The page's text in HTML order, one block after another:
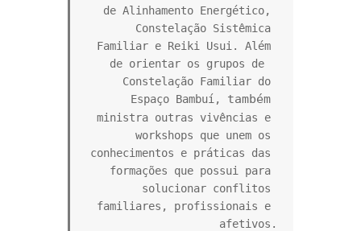
de Alinhamento Energético,
Constelação Sistêmica
Familiar e Reiki Usui. Além
de orientar os grupos de
Constelação Familiar do
Espaço Bambuí, também
ministra outras vivências e
workshops que unem os
conhecimentos e práticas das
formações que possui para
solucionar conflitos
familiares, profissionais e
afetivos.